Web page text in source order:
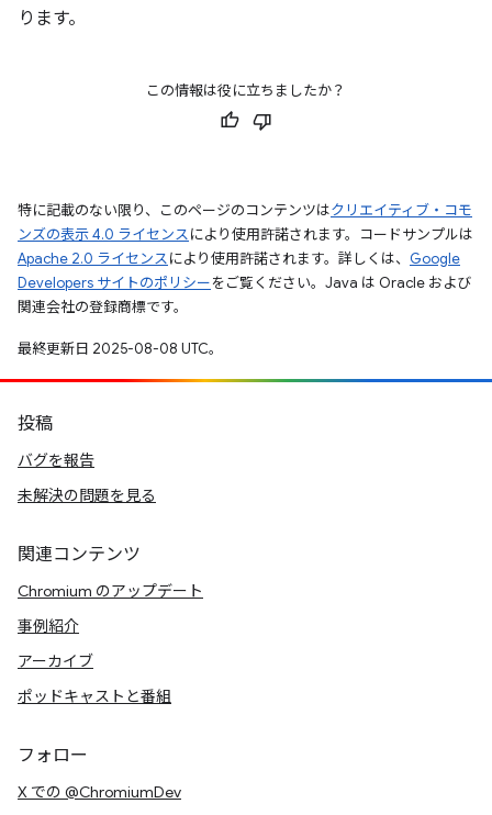
ります。
この情報は役に立ちましたか？
特に記載のない限り、このページのコンテンツはクリエイティブ・コモ
ンズの表示 4.0 ライセンスにより使用許諾されます。コードサンプルは
Apache 2.0 ライセンスにより使用許諾されます。詳しくは、 Google
Developers サイトのポリシーをご覧ください。Java は Oracle および
関連会社の登録商標です。
最終更新日 2025-08-08 UTC。
投稿
バグを報告
未解決の問題を見る
関連コンテンツ
Chromium のアップデート
事例紹介
アーカイブ
ポッドキャストと番組
フォロー
X での @ChromiumDev